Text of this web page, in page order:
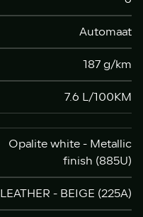
Automaat
187 g/km
7.6 L/100KM
Opalite white - Metallic
finish (885U)
LEATHER - BEIGE (225A)